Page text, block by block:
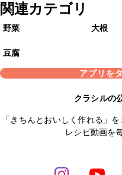
関連カテゴリ
野菜 大根
豆腐
アプリを
クラシルの
「きちんとおいしく作れる」
レシピ動画を